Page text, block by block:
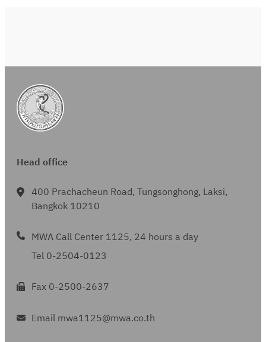
Head office
400 Prachacheun Road, Tungsonghong, Laksi,
Bangkok 10210
MWA Call Center 1125, 24 hours a day
Tel 0-2504-0123
Fax 0-2500-2637
Email mwa1125@mwa.co.th